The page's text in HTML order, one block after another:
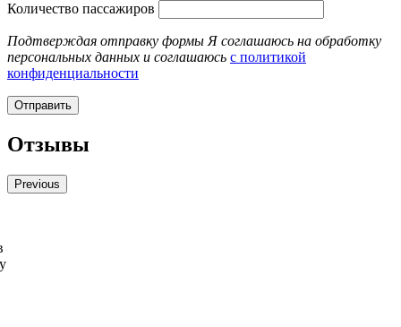
Количество пассажиров
Подтверждая отправку формы Я соглашаюсь на обработку
персональных данных и соглашаюсь с политикой
конфиденциальности
Отзывы
Previous